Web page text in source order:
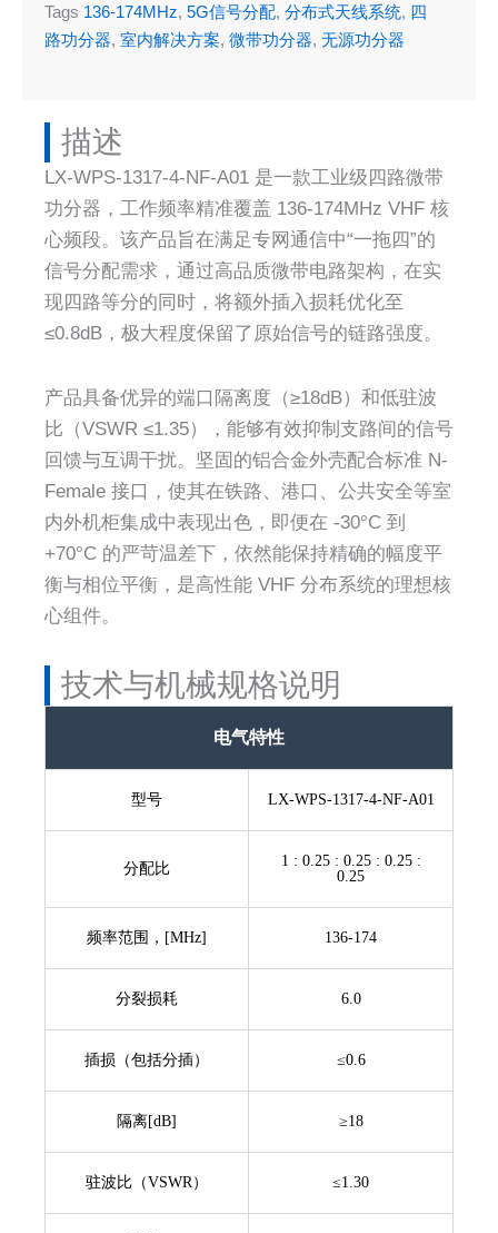
Tags 136-174MHz, 5G信号分配, 分布式天线系统, 四
路功分器, 室内解决方案, 微带功分器, 无源功分器
描述
LX-WPS-1317-4-NF-A01 是一款工业级四路微带
功分器，工作频率精准覆盖 136-174MHz VHF 核
心频段。该产品旨在满足专网通信中“一拖四”的
信号分配需求，通过高品质微带电路架构，在实
现四路等分的同时，将额外插入损耗优化至
≤0.8dB，极大程度保留了原始信号的链路强度。
产品具备优异的端口隔离度（≥18dB）和低驻波
比（VSWR ≤1.35），能够有效抑制支路间的信号
回馈与互调干扰。坚固的铝合金外壳配合标准 N-
Female 接口，使其在铁路、港口、公共安全等室
内外机柜集成中表现出色，即便在 -30°C 到
+70°C 的严苛温差下，依然能保持精确的幅度平
衡与相位平衡，是高性能 VHF 分布系统的理想核
心组件。
技术与机械规格说明
电气特性
型号 LX-WPS-1317-4-NF-A01
分配比
1 : 0.25 : 0.25 : 0.25 :
0.25
频率范围，[MHz] 136-174
分裂损耗 6.0
插损（包括分插） ≤0.6
隔离[dB] ≥18
驻波比（VSWR） ≤1.30